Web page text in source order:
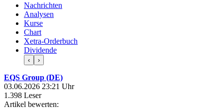
Nachrichten
Analysen
Kurse
Chart
Xetra-Orderbuch
Dividende
‹ ›
EQS Group (DE)
03.06.2026 23:21 Uhr
1.398 Leser
Artikel bewerten: